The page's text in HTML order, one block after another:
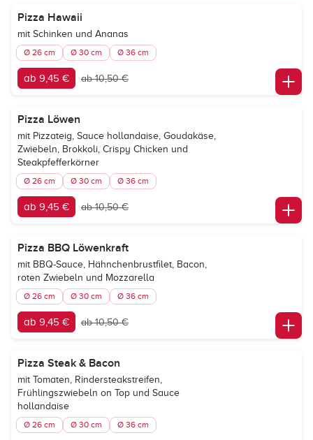
Pizza Hawaii
mit Schinken und Ananas
Ø 26 cm Ø 30 cm Ø 36 cm
ab 9,45 € ab 10,50 €
Pizza Löwen
mit Pizzateig, Sauce hollandaise, Goudakäse,
Zwiebeln, Brokkoli, Crispy Chicken und
Steakpfefferkörner
Ø 26 cm Ø 30 cm Ø 36 cm
ab 9,45 € ab 10,50 €
Pizza BBQ Löwenkraft
mit BBQ-Sauce, Hähnchenbrustfilet, Bacon,
roten Zwiebeln und Mozzarella
Ø 26 cm Ø 30 cm Ø 36 cm
ab 9,45 € ab 10,50 €
Pizza Steak & Bacon
mit Tomaten, Rindersteakstreifen,
Frühlingszwiebeln on Top und Sauce
hollandaise
Ø 26 cm Ø 30 cm Ø 36 cm